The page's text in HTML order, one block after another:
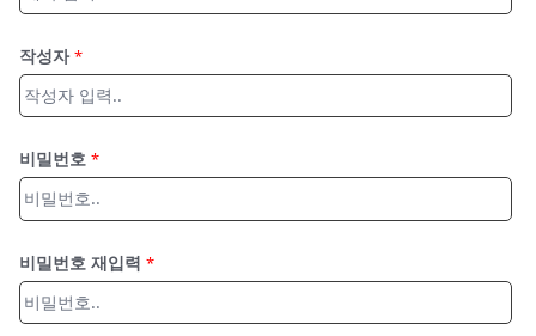
작성자 *
비밀번호 *
비밀번호 재입력 *